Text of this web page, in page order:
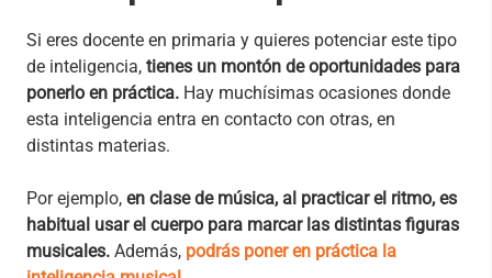
Si eres docente en primaria y quieres potenciar este tipo
de inteligencia, tienes un montón de oportunidades para
ponerlo en práctica. Hay muchísimas ocasiones donde
esta inteligencia entra en contacto con otras, en
distintas materias.
Por ejemplo, en clase de música, al practicar el ritmo, es
habitual usar el cuerpo para marcar las distintas figuras
musicales. Además, podrás poner en práctica la